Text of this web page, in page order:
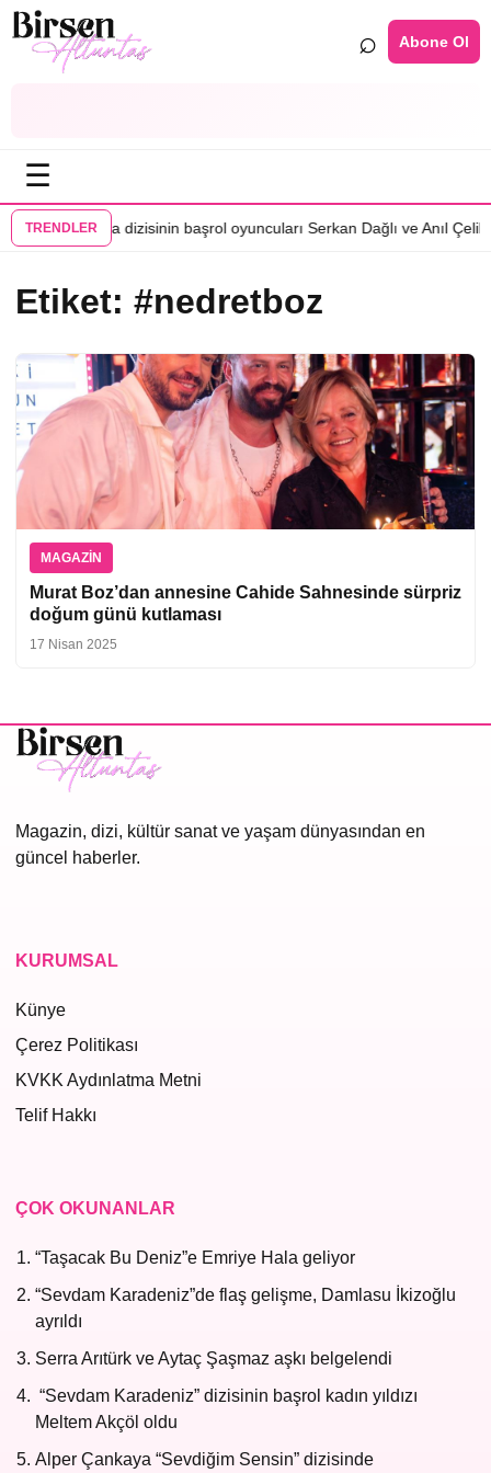
⌕ Abone Ol
☰
TRENDLER
oyuncu•Karma dizisinin başrol oyuncuları Serkan Dağlı ve Anıl
Etiket: #nedretboz
MAGAZIN
Murat Boz’dan annesine Cahide Sahnesinde sürpriz
doğum günü kutlaması
17 Nisan 2025
Magazin, dizi, kültür sanat ve yaşam dünyasından en
güncel haberler.
KURUMSAL
Künye
Çerez Politikası
KVKK Aydınlatma Metni
Telif Hakkı
ÇOK OKUNANLAR
“Taşacak Bu Deniz”e Emriye Hala geliyor
“Sevdam Karadeniz”de flaş gelişme, Damlasu İkizoğlu
ayrıldı
Serra Arıtürk ve Aytaç Şaşmaz aşkı belgelendi
“Sevdam Karadeniz” dizisinin başrol kadın yıldızı
Meltem Akçöl oldu
Alper Çankaya “Sevdiğim Sensin” dizisinde